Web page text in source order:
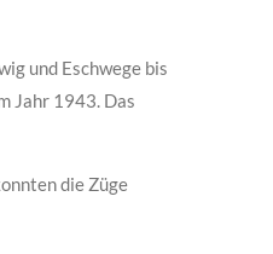
und Eschwege bis
Jahr 1943. Das
die Züge